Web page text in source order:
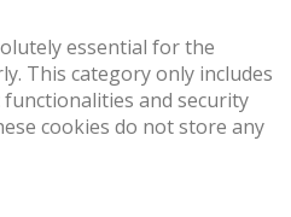
essential for the
This category only includes
and security
cookies do not store any